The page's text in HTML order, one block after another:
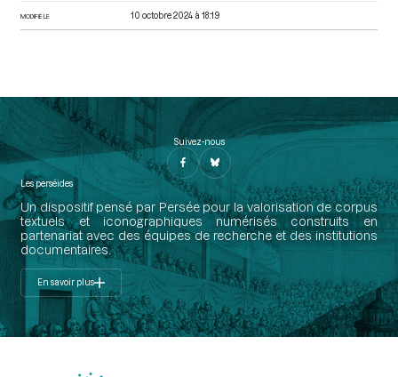
MODIFIÉ LE 10 octobre 2024 à 18:19
Suivez-nous
Les perséides
Un dispositif pensé par Persée pour la valorisation de corpus
textuels et iconographiques numérisés construits en
partenariat avec des équipes de recherche et des institutions
documentaires.
En savoir plus